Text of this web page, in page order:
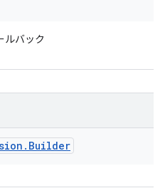
ルバック
. Builder